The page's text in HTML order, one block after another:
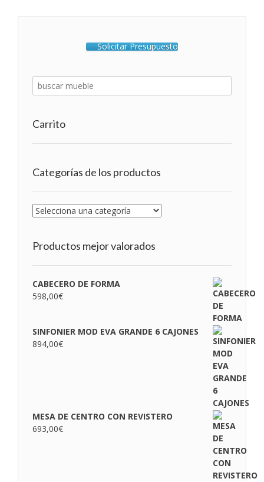
Solicitar Presupuesto
Carrito
Categorías de los productos
Productos mejor valorados
CABECERO DE FORMA
598,00€
SINFONIER MOD EVA GRANDE 6 CAJONES
894,00€
MESA DE CENTRO CON REVISTERO
693,00€